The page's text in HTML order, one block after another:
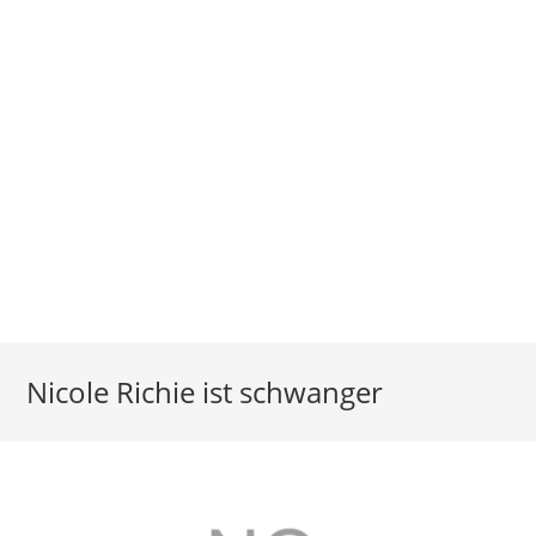
Nicole Richie ist schwanger